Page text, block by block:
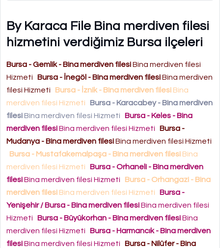
By Karaca File Bina merdiven filesi
hizmetini verdiğimiz Bursa ilçeleri
Bursa - Gemlik - Bina merdiven filesiBina merdiven filesi
Hizmeti
Bursa - İnegöl - Bina merdiven filesiBina merdiven
filesi Hizmeti
Bursa - İznik - Bina merdiven filesi Bina
merdiven filesi Hizmeti
Bursa - Karacabey - Bina merdiven
filesiBina merdiven filesi Hizmeti
Bursa - Keles - Bina
merdiven filesiBina merdiven filesi Hizmeti
Bursa -
Mudanya - Bina merdiven filesiBina merdiven filesi Hizmeti
Bursa - Mustafakemalpaşa - Bina merdiven filesi Bina
merdiven filesi Hizmeti
Bursa - Orhaneli - Bina merdiven
filesiBina merdiven filesi Hizmeti
Bursa - Orhangazi - Bina
merdiven filesi Bina merdiven filesi Hizmeti
Bursa -
Yenişehir / Bursa - Bina merdiven filesiBina merdiven filesi
Hizmeti
Bursa - Büyükorhan - Bina merdiven filesiBina
merdiven filesi Hizmeti
Bursa - Harmancık - Bina merdiven
filesiBina merdiven filesi Hizmeti
Bursa - Nilüfer - Bina